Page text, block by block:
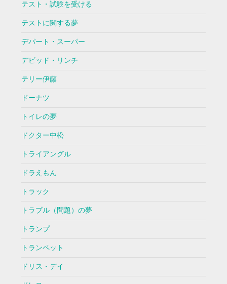
テスト・試験を受ける
テストに関する夢
デパート・スーパー
デビッド・リンチ
テリー伊藤
ドーナツ
トイレの夢
ドクター中松
トライアングル
ドラえもん
トラック
トラブル（問題）の夢
トランプ
トランペット
ドリス・デイ